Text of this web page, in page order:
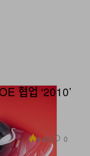
협업 ‘2010’
4.6K 0